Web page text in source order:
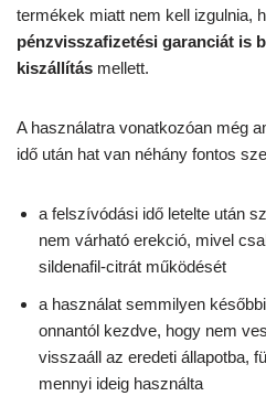
termékek miatt nem kell izgulnia,
pénzvisszafizetési garanciát is
kiszállítás mellett.
A használatra vonatkozóan még
idő után hat van néhány fontos
a felszívódási idő letelte után
nem várható erekció, mivel
sildenafil-citrát működését
a használat semmilyen
onnantól kezdve, hogy nem
visszaáll az eredeti állapotba,
mennyi ideig használta